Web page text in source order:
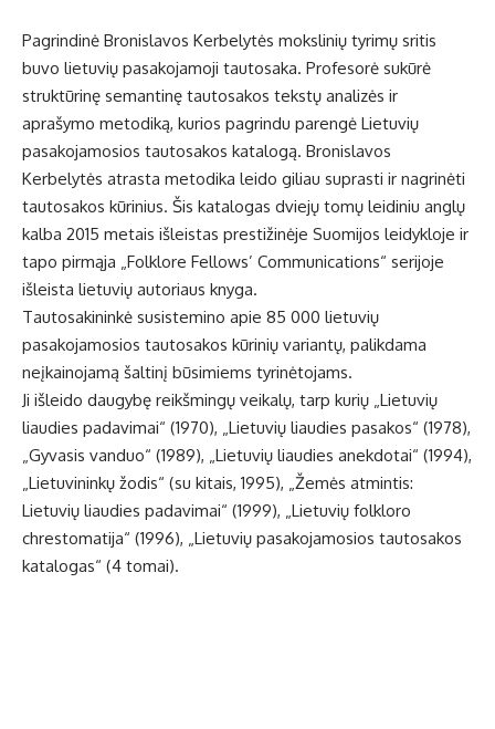
Pagrindinė Bronislavos Kerbelytės mokslinių tyrimų sritis
buvo lietuvių pasakojamoji tautosaka. Profesorė sukūrė
struktūrinę semantinę tautosakos tekstų analizės ir
aprašymo metodiką, kurios pagrindu parengė Lietuvių
pasakojamosios tautosakos katalogą. Bronislavos
Kerbelytės atrasta metodika leido giliau suprasti ir nagrinėti
tautosakos kūrinius. Šis katalogas dviejų tomų leidiniu anglų
kalba 2015 metais išleistas prestižinėje Suomijos leidykloje ir
tapo pirmąja „Folklore Fellows’ Communications“ serijoje
išleista lietuvių autoriaus knyga.
Tautosakininkė susistemino apie 85 000 lietuvių
pasakojamosios tautosakos kūrinių variantų, palikdama
neįkainojamą šaltinį būsimiems tyrinėtojams.
Ji išleido daugybę reikšmingų veikalų, tarp kurių „Lietuvių
liaudies padavimai“ (1970), „Lietuvių liaudies pasakos“ (1978),
„Gyvasis vanduo“ (1989), „Lietuvių liaudies anekdotai“ (1994),
„Lietuvininkų žodis“ (su kitais, 1995), „Žemės atmintis:
Lietuvių liaudies padavimai“ (1999), „Lietuvių folkloro
chrestomatija“ (1996), „Lietuvių pasakojamosios tautosakos
katalogas“ (4 tomai).